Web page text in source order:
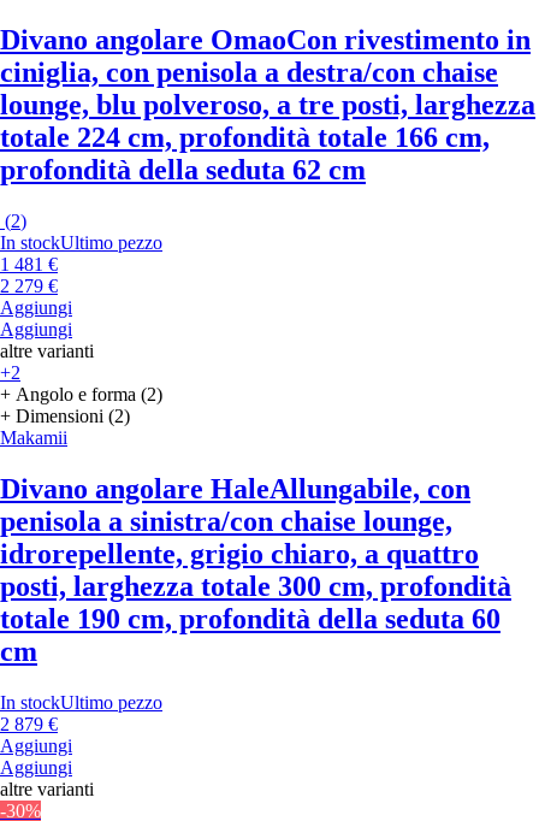
Divano angolare OmaoCon rivestimento in
ciniglia, con penisola a destra/con chaise
lounge, blu polveroso, a tre posti, larghezza
totale 224 cm, profondità totale 166 cm,
profondità della seduta 62 cm
(2)
In stockUltimo pezzo
1 481 €
2 279 €
Aggiungi
Aggiungi
altre varianti
+2
+ Angolo e forma (2)
+ Dimensioni (2)
Makamii
Divano angolare HaleAllungabile, con
penisola a sinistra/con chaise lounge,
idrorepellente, grigio chiaro, a quattro
posti, larghezza totale 300 cm, profondità
totale 190 cm, profondità della seduta 60
cm
In stockUltimo pezzo
2 879 €
Aggiungi
Aggiungi
altre varianti
-30%